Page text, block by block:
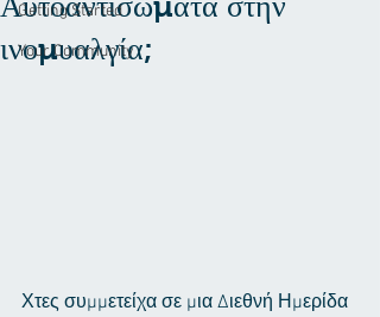
Getting Started
Your Community
ινομυαλγία;
Χτες συμμετείχα σε μια Διεθνή Ημερίδα